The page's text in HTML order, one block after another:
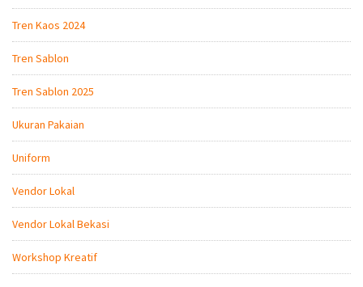
Tren Kaos 2024
Tren Sablon
Tren Sablon 2025
Ukuran Pakaian
Uniform
Vendor Lokal
Vendor Lokal Bekasi
Workshop Kreatif